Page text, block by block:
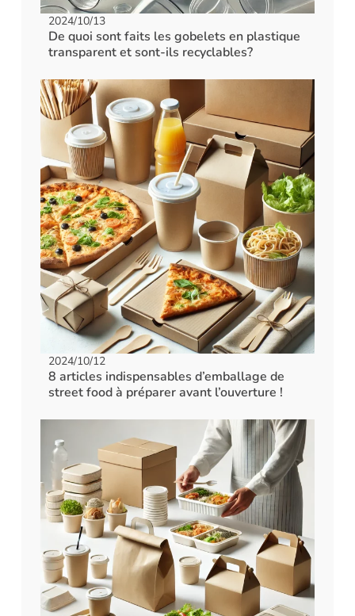
2024/10/13
De quoi sont faits les gobelets en plastique
transparent et sont-ils recyclables?
2024/10/12
8 articles indispensables d’emballage de
street food à préparer avant l’ouverture !